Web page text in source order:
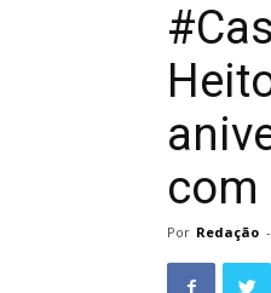
com
Por Redação -